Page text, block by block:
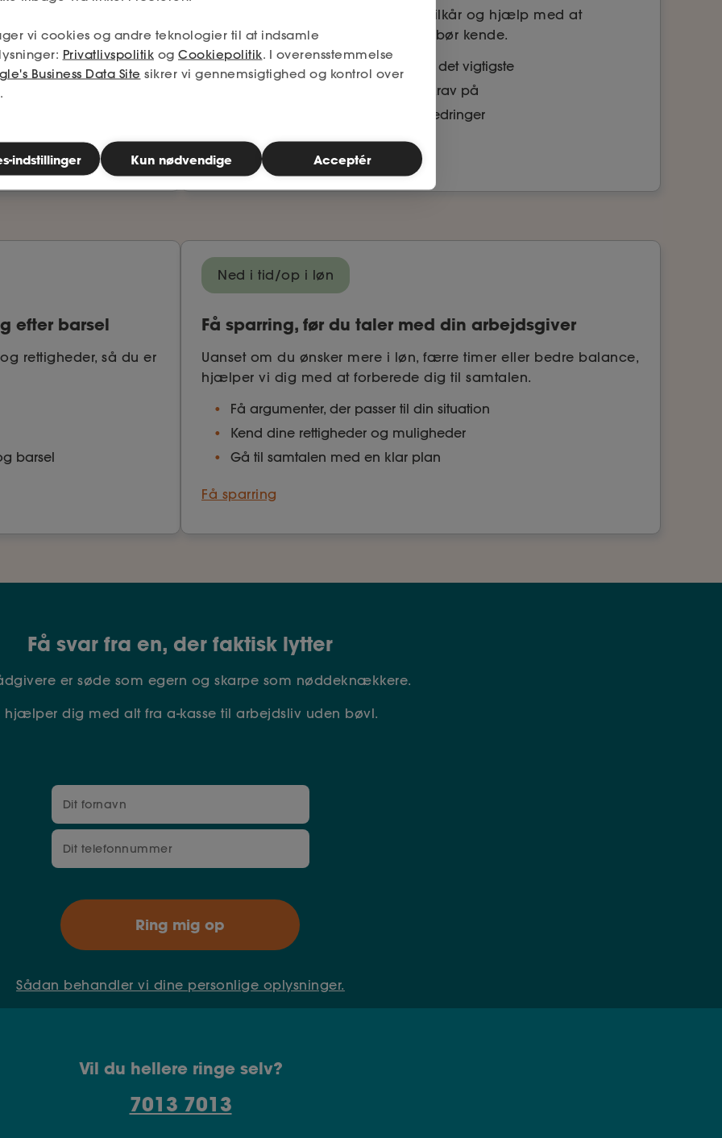
Få gennemgået dine ansættelsesvilkår og hjælp med at
opdage fejl, mangler og vilkår, du bør kende.
Tjek, om din kontrakt indeholder det vigtigste
Se, om du får de goder, du har krav på
Få konkrete anbefalinger til forbedringer
Tjek din kontrakt
efter barsel
rettigheder, så du er
barsel
Ned i tid/op i løn
Få sparring, før du taler med din arbejdsgiver
Uanset om du ønsker mere i løn, færre timer eller bedre balance,
hjælper vi dig med at forberede dig til samtalen.
Få argumenter, der passer til din situation
Kend dine rettigheder og muligheder
Gå til samtalen med en klar plan
Få sparring
Få svar fra en, der faktisk lytter
er søde som egern og skarpe som nøddeknækkere.
hjælper dig med alt fra a-kasse til arbejdsliv uden bøvl.
Sådan behandler vi dine personlige oplysninger.
Vil du hellere ringe selv?
7013 7013
vi cookies og andre teknologier til at indsamle
Privatlivspolitik og Cookiepolitik. I overensstemmelse
Business Data Site sikrer vi gennemsigtighed og kontrol over
indstillinger Kun nødvendige Acceptér